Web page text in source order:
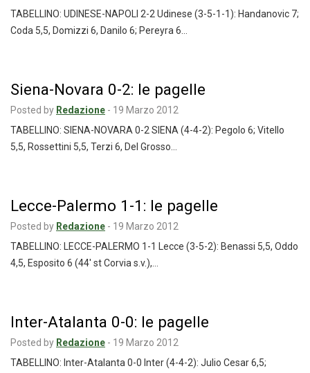
TABELLINO: UDINESE-NAPOLI 2-2 Udinese (3-5-1-1): Handanovic 7;
Coda 5,5, Domizzi 6, Danilo 6; Pereyra 6…
Siena-Novara 0-2: le pagelle
Posted by Redazione - 19 Marzo 2012
TABELLINO: SIENA-NOVARA 0-2 SIENA (4-4-2): Pegolo 6; Vitello
5,5, Rossettini 5,5, Terzi 6, Del Grosso…
Lecce-Palermo 1-1: le pagelle
Posted by Redazione - 19 Marzo 2012
TABELLINO: LECCE-PALERMO 1-1 Lecce (3-5-2): Benassi 5,5, Oddo
4,5, Esposito 6 (44′ st Corvia s.v.),…
Inter-Atalanta 0-0: le pagelle
Posted by Redazione - 19 Marzo 2012
TABELLINO: Inter-Atalanta 0-0 Inter (4-4-2): Julio Cesar 6,5;